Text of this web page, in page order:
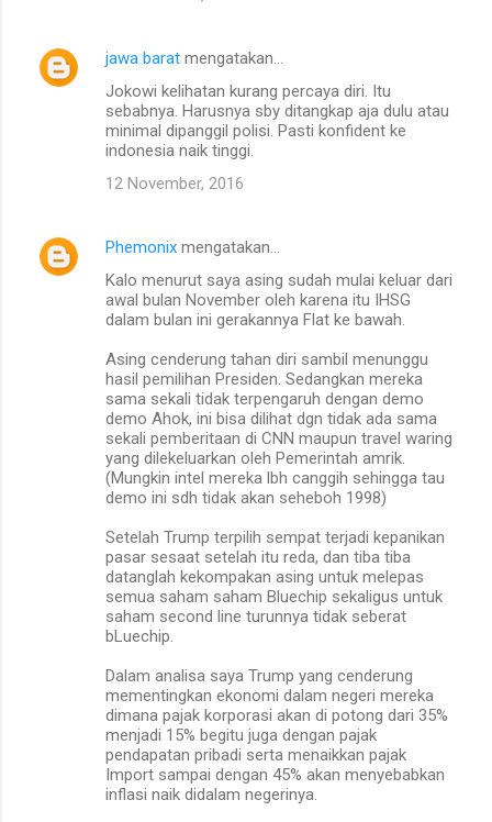
jawa barat mengatakan…
Jokowi kelihatan kurang percaya diri. Itu
sebabnya. Harusnya sby ditangkap aja dulu atau
minimal dipanggil polisi. Pasti konfident ke
indonesia naik tinggi.
12 November, 2016
Phemonix mengatakan…
Kalo menurut saya asing sudah mulai keluar dari
awal bulan November oleh karena itu IHSG
dalam bulan ini gerakannya Flat ke bawah.
Asing cenderung tahan diri sambil menunggu
hasil pemilihan Presiden. Sedangkan mereka
sama sekali tidak terpengaruh dengan demo
demo Ahok, ini bisa dilihat dgn tidak ada sama
sekali pemberitaan di CNN maupun travel waring
yang dilekeluarkan oleh Pemerintah amrik.
(Mungkin intel mereka lbh canggih sehingga tau
demo ini sdh tidak akan seheboh 1998)
Setelah Trump terpilih sempat terjadi kepanikan
pasar sesaat setelah itu reda, dan tiba tiba
datanglah kekompakan asing untuk melepas
semua saham saham Bluechip sekaligus untuk
saham second line turunnya tidak seberat
bLuechip.
Dalam analisa saya Trump yang cenderung
mementingkan ekonomi dalam negeri mereka
dimana pajak korporasi akan di potong dari 35%
menjadi 15% begitu juga dengan pajak
pendapatan pribadi serta menaikkan pajak
Import sampai dengan 45% akan menyebabkan
inflasi naik didalam negerinya.